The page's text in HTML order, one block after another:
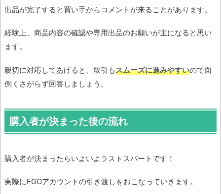
出品が完了すると買い手からコメントが来ることがあります。
経験上、商品内容の確認や専用出品のお願いが主になると思い
ます。
親切に対応してあげると、取引もスムーズに進みやすいので面
倒くさがらず回答しましょう。
購入者が決まった後の流れ
購入者が決まったらいよいよラストスパートです！
実際にFGOアカウントの引き渡しをおこなっていきます。